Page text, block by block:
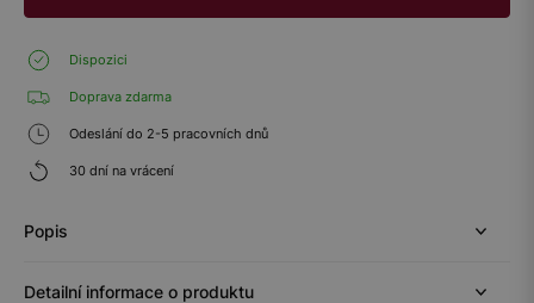
Dispozici
Doprava zdarma
Odeslání do 2-5 pracovních dnů
30 dní na vrácení
Popis
Detailní informace o produktu